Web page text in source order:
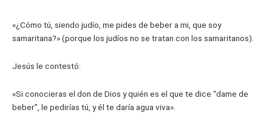
«¿Cómo tú, siendo judío, me pides de beber a mi, que soy
samaritana?» (porque los judíos no se tratan con los samaritanos).
Jesús le contestó:
«Si conocieras el don de Dios y quién es el que te dice “dame de
beber”, le pedirías tú, y él te daría agua viva».